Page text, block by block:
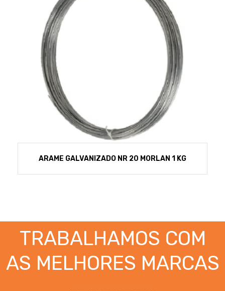
ARAME GALVANIZADO NR 20 MORLAN 1 KG
TRABALHAMOS COM
AS MELHORES MARCAS